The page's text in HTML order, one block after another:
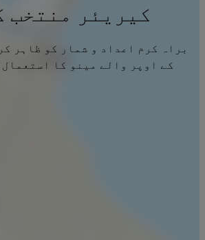
کیریئر منتخب
براہ کرم اعداد و شمار کو ظاہر
کے اوپر والے مینو کا استعمال